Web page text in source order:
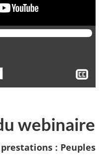
le
webinaire
: Peuples